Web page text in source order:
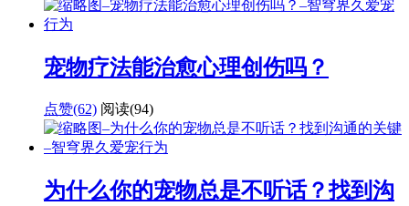
宠物疗法能治愈心理创伤吗？
点赞(62) 阅读(94)
为什么你的宠物总是不听话？找到沟